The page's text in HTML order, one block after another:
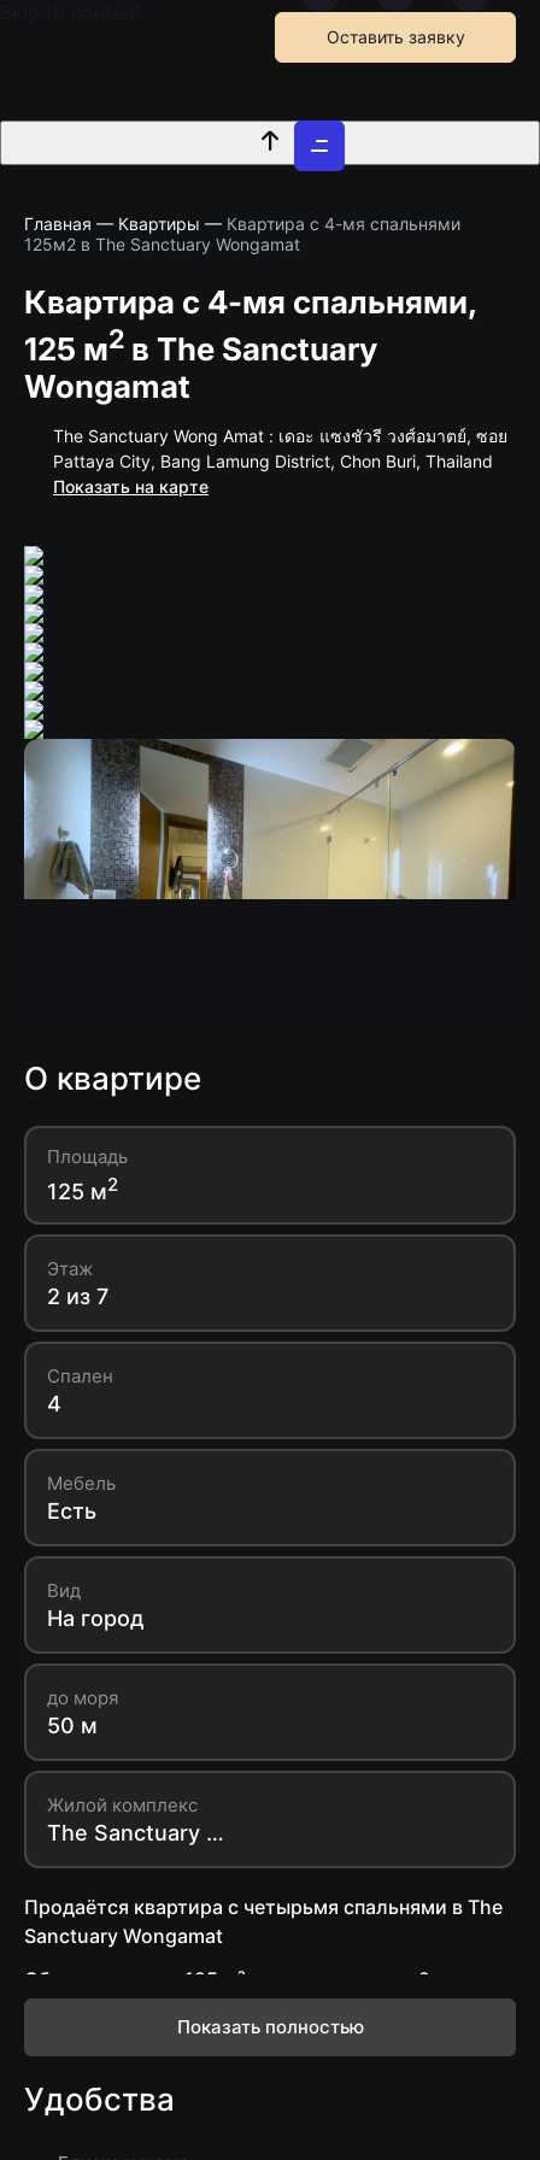
Оставить заявку
Главная — Квартиры — Квартира с 4-мя спальнями
125м2 в The Sanctuary Wongamat
Квартира с 4-мя спальнями,
125 м2 в The Sanctuary
Wongamat
The Sanctuary Wong Amat : เดอะ แซงชัวรี วงศ์อมาตย์, ซอย
Pattaya City, Bang Lamung District, Chon Buri, Thailand
Показать на карте
О квартире
Площадь
125 м2
Этаж
2 из 7
Спален
4
Мебель
Есть
Вид
На город
до моря
50 м
Жилой комплекс
The Sanctuary Wongamat
Продаётся квартира с четырьмя спальнями в The
Sanctuary Wongamat
Общая площадь 125 м², расположена на 2 этаже
здания В.
Планировка: просторная гостиная, совмещенная с
балкон.
Квартира полностью меблирована и оснащена
Показать полностью
Удобства